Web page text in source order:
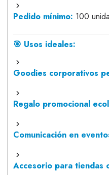
Pedido mínimo: 100
🎯 Usos ideales:
Goodies corporativos
Regalo promocional
Comunicación en
Accesorio para tiendas